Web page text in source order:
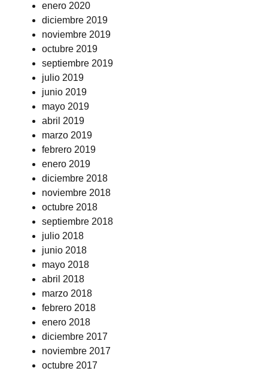
enero 2020
diciembre 2019
noviembre 2019
octubre 2019
septiembre 2019
julio 2019
junio 2019
mayo 2019
abril 2019
marzo 2019
febrero 2019
enero 2019
diciembre 2018
noviembre 2018
octubre 2018
septiembre 2018
julio 2018
junio 2018
mayo 2018
abril 2018
marzo 2018
febrero 2018
enero 2018
diciembre 2017
noviembre 2017
octubre 2017